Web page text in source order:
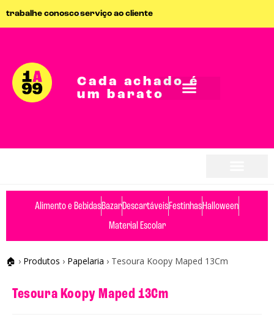
trabalhe conoscoserviço ao cliente
Cada achado é
um barato
Alimento e BebidasBazarDescartáveisFestinhasHalloween
Material Escolar
🏠 › Produtos › Papelaria › Tesoura Koopy Maped 13Cm
Tesoura Koopy Maped 13Cm